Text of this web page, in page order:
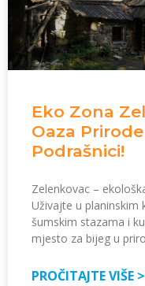
Eko Zona
Oaza
Podrašnici!
Zelenkovac –
Uživajte u planinskim
šumskim stazama i
mjesto za bijeg u
PROČITAJTE VIŠE